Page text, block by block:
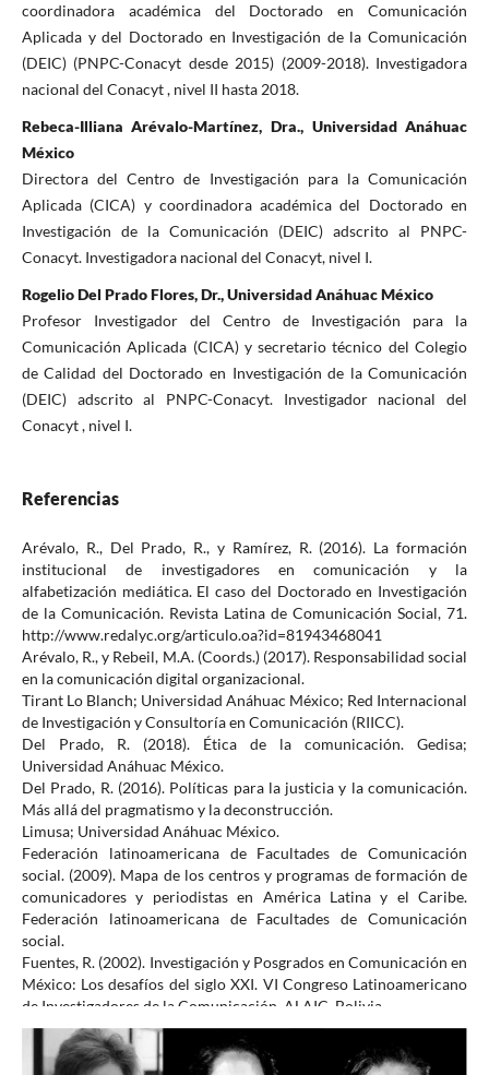
coordinadora académica del Doctorado en Comunicación
Aplicada y del Doctorado en Investigación de la Comunicación
(DEIC) (PNPC-Conacyt desde 2015) (2009-2018). Investigadora
nacional del Conacyt , nivel II hasta 2018.
Rebeca-Illiana Arévalo-Martínez, Dra., Universidad Anáhuac
México
Directora del Centro de Investigación para la Comunicación
Aplicada (CICA) y coordinadora académica del Doctorado en
Investigación de la Comunicación (DEIC) adscrito al PNPC-
Conacyt. Investigadora nacional del Conacyt, nivel I.
Rogelio Del Prado Flores, Dr., Universidad Anáhuac México
Profesor Investigador del Centro de Investigación para la
Comunicación Aplicada (CICA) y secretario técnico del Colegio
de Calidad del Doctorado en Investigación de la Comunicación
(DEIC) adscrito al PNPC-Conacyt. Investigador nacional del
Conacyt , nivel I.
Referencias
Arévalo, R., Del Prado, R., y Ramírez, R. (2016). La formación
institucional de investigadores en comunicación y la
alfabetización mediática. El caso del Doctorado en Investigación
de la Comunicación. Revista Latina de Comunicación Social, 71.
http://www.redalyc.org/articulo.oa?id=81943468041
Arévalo, R., y Rebeil, M.A. (Coords.) (2017). Responsabilidad social
en la comunicación digital organizacional.
Tirant Lo Blanch; Universidad Anáhuac México; Red Internacional
de Investigación y Consultoría en Comunicación (RIICC).
Del Prado, R. (2018). Ética de la comunicación. Gedisa;
Universidad Anáhuac México.
Del Prado, R. (2016). Políticas para la justicia y la comunicación.
Más allá del pragmatismo y la deconstrucción.
Limusa; Universidad Anáhuac México.
Federación latinoamericana de Facultades de Comunicación
social. (2009). Mapa de los centros y programas de formación de
comunicadores y periodistas en América Latina y el Caribe.
Federación latinoamericana de Facultades de Comunicación
social.
Fuentes, R. (2002). Investigación y Posgrados en Comunicación en
México: Los desafíos del siglo XXI. VI Congreso Latinoamericano
de Investigadores de la Comunicación, ALAIC. Bolivia.
http://www.eca.usp.br/associa/alaic/material%20congresso%202
002/congBolivia2002/